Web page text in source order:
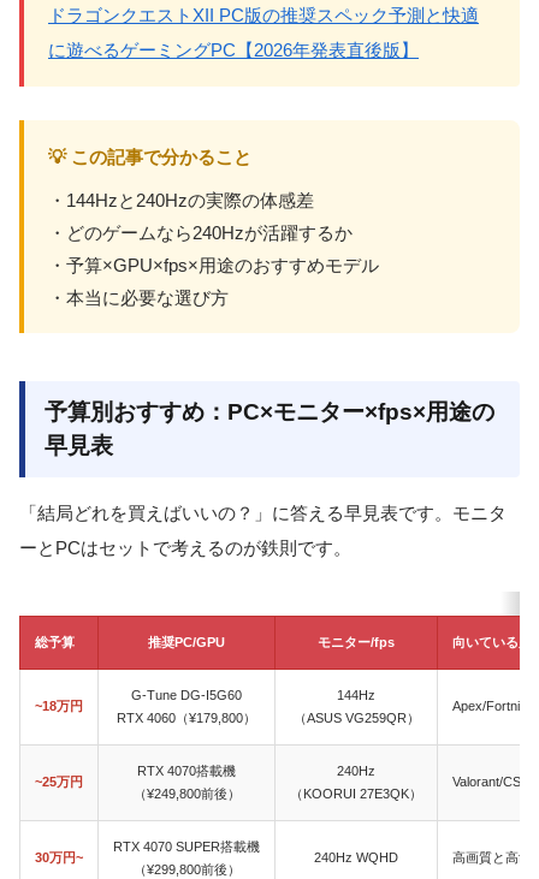
ドラゴンクエストXII PC版の推奨スペック予測と快適
に遊べるゲーミングPC【2026年発表直後版】
💡 この記事で分かること
・144Hzと240Hzの実際の体感差
・どのゲームなら240Hzが活躍するか
・予算×GPU×fps×用途のおすすめモデル
・本当に必要な選び方
予算別おすすめ：PC×モニター×fps×用途の
早見表
「結局どれを買えばいいの？」に答える早見表です。モニタ
ーとPCはセットで考えるのが鉄則です。
総予算 推奨PC/GPU モニター/fps 向いている用
~18万円
G-Tune DG-I5G60
RTX 4060（¥179,800）
144Hz
（ASUS VG259QR）
Apex/Fortnite/
~25万円
RTX 4070搭載機
（¥249,800前後）
240Hz
（KOORUI 27E3QK）
Valorant/CS2
30万円~
RTX 4070 SUPER搭載機
（¥299,800前後）
240Hz WQHD 高画質と高